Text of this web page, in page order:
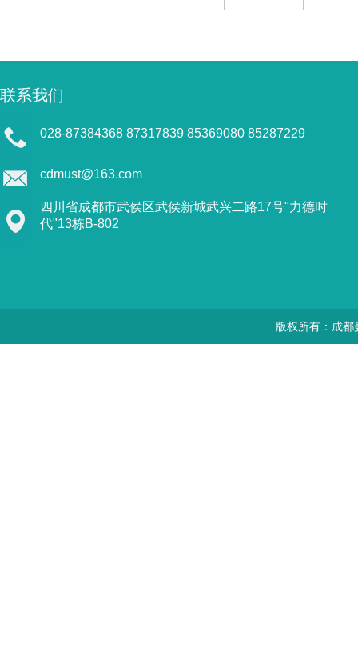
联系我们
028-87384368 87317839 85369080 85287229
cdmust@163.com
四川省成都市武侯区武侯新城武兴二路17号"力德时
代"13栋B-802
版权所有：成